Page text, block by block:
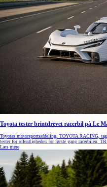
Toyota tester brintdrevet racerbil på Le
Toyotas motorsportsafdeling, TOYOTA RACING,
tester for offentligheden for første gang racerbilen,
Læs mere